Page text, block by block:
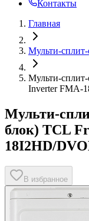
Контакты
Главная
Мульти-
Мульти-
Inverter FMA-
Мульти-
блок) TCL
18I2HD/
В избранное